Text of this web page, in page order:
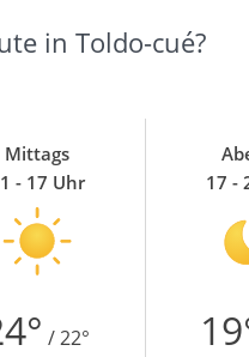
in Toldo-cué?
Mittags
- 17 Uhr
17 -
/ 22°
Zur